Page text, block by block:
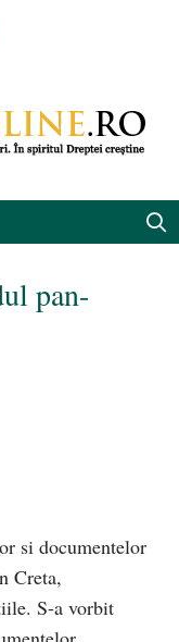
pan-
si documentelor
Creta,
S-a vorbit